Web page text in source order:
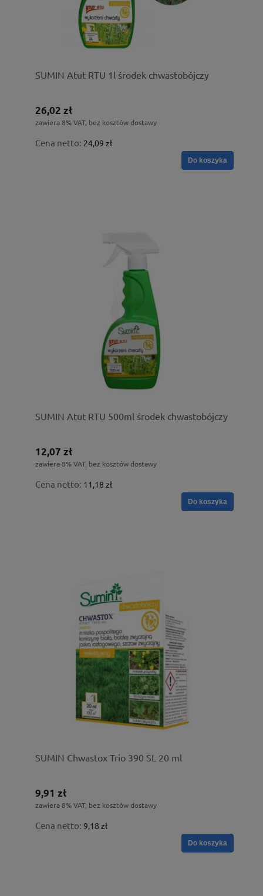
SUMIN Atut RTU 1l środek chwastobójczy
26,02 zł
zawiera 8% VAT, bez kosztów dostawy
Cena netto: 24,09 zł
Do koszyka
SUMIN Atut RTU 500ml środek chwastobójczy
12,07 zł
zawiera 8% VAT, bez kosztów dostawy
Cena netto: 11,18 zł
Do koszyka
SUMIN Chwastox Trio 390 SL 20 ml
9,91 zł
zawiera 8% VAT, bez kosztów dostawy
Cena netto: 9,18 zł
Do koszyka